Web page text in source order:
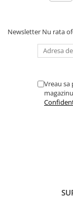
Clasa a IV-a
Clasa a V-a
Clasa a VIII-a
Povesti - Basme -
Realitatea
Newsletter Nu rata
Vreau